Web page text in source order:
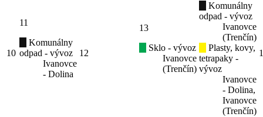
10
11
Komunálny
odpad - vývoz
Ivanovce
- Dolina
12
13
Sklo - vývoz
Ivanovce
(Trenčín)
Komunálny
odpad - vývoz
Ivanovce
(Trenčín)
Plasty, kovy,
tetrapaky -
vývoz
Ivanovce
- Dolina,
Ivanovce
(Trenčín)